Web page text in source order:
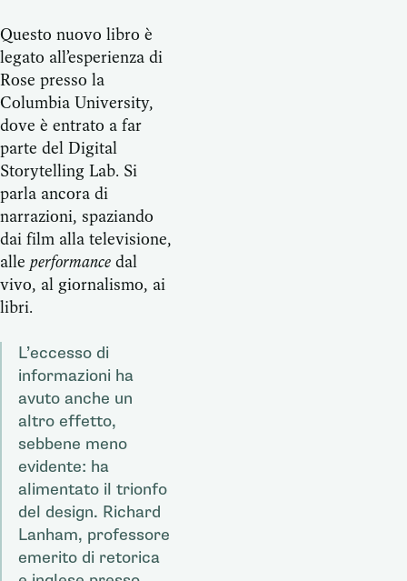
Questo nuovo libro è
legato all’esperienza di
Rose presso la
Columbia University,
dove è entrato a far
parte del Digital
Storytelling Lab. Si
parla ancora di
narrazioni, spaziando
dai film alla televisione,
alle performance dal
vivo, al giornalismo, ai
libri.
L’eccesso di
informazioni ha
avuto anche un
altro effetto,
sebbene meno
evidente: ha
alimentato il trionfo
del design. Richard
Lanham, professore
emerito di retorica